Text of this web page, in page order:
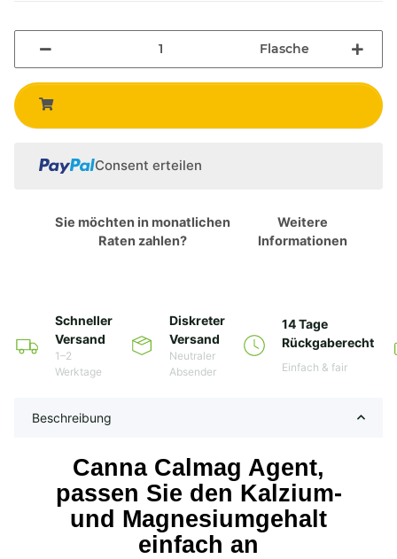
Flasche
Consent erteilen
Sie möchten in monatlichen
Raten zahlen?
Weitere
Informationen
Schneller
Versand
1–2
Werktage
Diskreter
Versand
Neutraler
Absender
14 Tage
Rückgaberecht
Einfach & fair
Beschreibung
Canna Calmag Agent,
passen Sie den Kalzium-
und Magnesiumgehalt
einfach an